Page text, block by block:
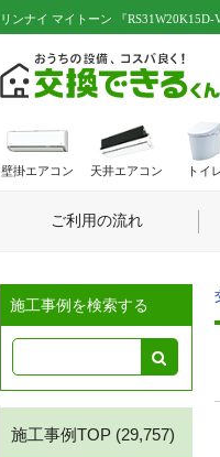
リンナイ マイトーン 『
施工事例を検索する
施工事例TOP (29,757)
壁掛エアコン 天井エアコン トイ
ご利用の流れ